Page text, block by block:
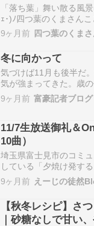
「落ち葉」舞い散る風
ｪ･)ﾉ四つ葉のくまさん
くお願いいたします。
木々たち。その生命力
つかの「落ち葉」の風
秋を迎え「落ち葉」と
9ヶ月前
冬に向かって
気づけば11月も後半だ
気が強まってきた。歳
ってきているのが困る
は身体を動かすように
一つとして「三首」を
く…
9ヶ月前 富豪記者ブログ
11/7生放送御礼＆
10曲）
埼玉県富士見市のコミ
している「夕焼け発す
19：00、 私の担当は金
きいただきました皆さ
た！今回のメッセージ
ット教えて でした。
9ヶ月前 えーじの徒然
【秋冬レシピ】さ
｜砂糖なしで甘い